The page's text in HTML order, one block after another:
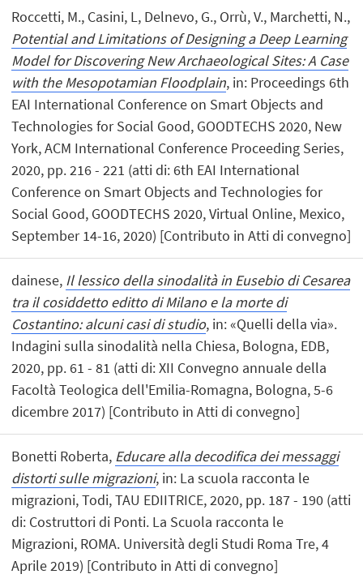
Roccetti, M., Casini, L, Delnevo, G., Orrù, V., Marchetti, N.,
Potential and Limitations of Designing a Deep Learning
Model for Discovering New Archaeological Sites: A Case
with the Mesopotamian Floodplain, in: Proceedings 6th
EAI International Conference on Smart Objects and
Technologies for Social Good, GOODTECHS 2020, New
York, ACM International Conference Proceeding Series,
2020, pp. 216 - 221 (atti di: 6th EAI International
Conference on Smart Objects and Technologies for
Social Good, GOODTECHS 2020, Virtual Online, Mexico,
September 14-16, 2020) [Contributo in Atti di convegno]
dainese, Il lessico della sinodalità in Eusebio di Cesarea
tra il cosiddetto editto di Milano e la morte di
Costantino: alcuni casi di studio, in: «Quelli della via».
Indagini sulla sinodalità nella Chiesa, Bologna, EDB,
2020, pp. 61 - 81 (atti di: XII Convegno annuale della
Facoltà Teologica dell'Emilia-Romagna, Bologna, 5-6
dicembre 2017) [Contributo in Atti di convegno]
Bonetti Roberta, Educare alla decodifica dei messaggi
distorti sulle migrazioni, in: La scuola racconta le
migrazioni, Todi, TAU EDIITRICE, 2020, pp. 187 - 190 (atti
di: Costruttori di Ponti. La Scuola racconta le
Migrazioni, ROMA. Università degli Studi Roma Tre, 4
Aprile 2019) [Contributo in Atti di convegno]